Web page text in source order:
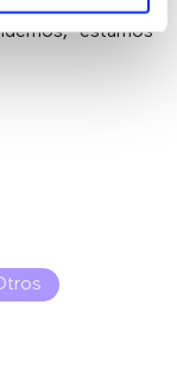
estamos